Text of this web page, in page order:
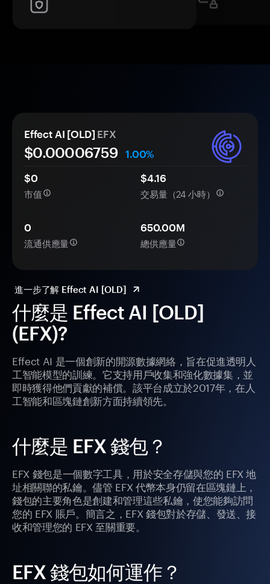
什麼是 Effect AI [OLD]
(EFX)?
Effect AI 是一個創新的開源數據網絡，旨在促進透明人
工智能模型的訓練。它支持用戶收集和強化數據集，並
即時獲得他們貢獻的補償。該平台成立於2017年，在人
工智能和區塊鏈創新方面持續領先。
什麼是 EFX 錢包？
EFX 錢包是一個數字工具，用於安全存儲與您的 EFX 地
址相關聯的私鑰。儘管 EFX 代幣本身仍留在區塊鏈上，
錢包的主要角色是創建和管理這些私鑰，使您能夠訪問
您的 EFX 賬戶。簡言之，EFX 錢包對於存儲、發送、接
收和管理您的 EFX 至關重要。
EFX 錢包如何運作？
Effect AI [OLD] EFX
$0.00006759
1.00%
$0
市值
$4.16
交易量（24 小時）
0
流通供應量
650.00M
總供應量
進一步了解 Effect AI [OLD]